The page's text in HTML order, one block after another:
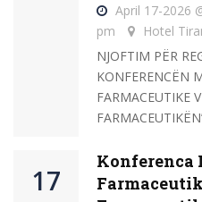
April 17-2026
pm
Hotel
NJOFTIM PËR
KONFERENCËN
FARMACEUTIKE
17
Konferenca